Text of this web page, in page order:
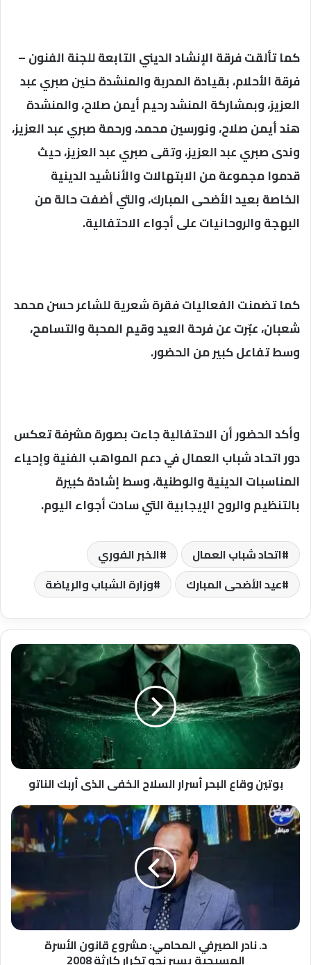
كما تألقت فرقة الإنشاد الديني التابعة للجنة الفنون –
فرقة الأحلام، بقيادة المدربة والمنشدة حنين صبري عبد
العزيز، وبمشاركة المنشد رحيم أيمن صلاح، والمنشدة
هند أيمن صلاح، ونورسين محمد، ورحمة صبري عبد العزيز،
وندى صبري عبد العزيز، وتقى صبري عبد العزيز، حيث
قدموا مجموعة من الابتهالات والأناشيد الدينية
الخاصة بعيد الأضحى المبارك، والتي أضفت حالة من
البهجة والروحانيات على أجواء الاحتفالية.
كما تضمنت الفعاليات فقرة شعرية للشاعر حسن محمد
شعبان، عبّرت عن فرحة العيد وقيم المحبة والتسامح،
وسط تفاعل كبير من الحضور.
وأكد الحضور أن الاحتفالية جاءت بصورة مشرفة تعكس
دور اتحاد شباب العمال في دعم المواهب الفنية وإحياء
المناسبات الدينية والوطنية، وسط إشادة كبيرة
بالتنظيم والروح الإيجابية التي سادت أجواء اليوم.
اتحاد شباب العمال
الخبر الفوري
عيد الأضحى المبارك
وزارة الشباب والرياضة
بوتين
وقاع
البحر
أسرار
السلاح
الذى
أربك
الناتو
بوتين وقاع البحر أسرار السلاح الخفى الذى أربك الناتو
د.
نادر
الصيرفي
يسير
د. نادر الصيرفي المحامي: مشروع قانون الأسرة
المسيحية يسير نحو تكرار كارثة 2008